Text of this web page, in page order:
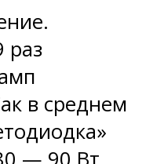
раз
в среднем